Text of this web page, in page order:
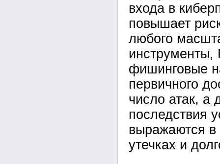
входа в
повышает
любого
фишинговые
первичного
число атак, а
последствия
выражаются в
утечках и